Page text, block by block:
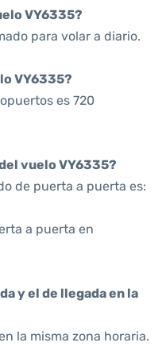
VY6335?
para volar a diario.
VY6335?
es 720
vuelo VY6335?
de puerta a puerta es:
a puerta en
y el de llegada en la
la misma zona horaria.